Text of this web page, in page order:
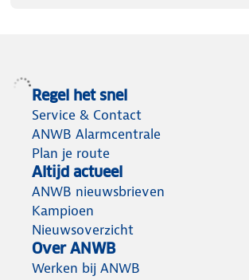
Regel het snel
Service & Contact
ANWB Alarmcentrale
Plan je route
Altijd actueel
ANWB nieuwsbrieven
Kampioen
Nieuwsoverzicht
Over ANWB
Werken bij ANWB